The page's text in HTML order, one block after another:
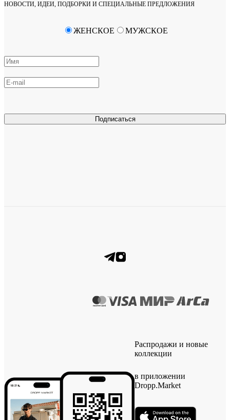
НОВОСТИ, ИДЕИ, ПОДБОРКИ И СПЕЦИАЛЬНЫЕ ПРЕДЛОЖЕНИЯ
Подписаться
ЖЕНСКОЕ МУЖСКОЕ
Распродажи и новые
коллекции
в приложении
Dropp.Market